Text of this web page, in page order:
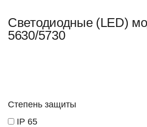
Светодиодные (LED)
5630/5730
Степень защиты
IP 65